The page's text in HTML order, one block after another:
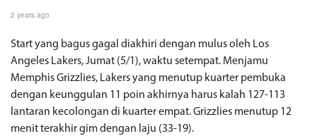
2 years ago
Start yang bagus gagal diakhiri dengan mulus oleh Los
Angeles Lakers, Jumat (5/1), waktu setempat. Menjamu
Memphis Grizzlies, Lakers yang menutup kuarter pembuka
dengan keunggulan 11 poin akhirnya harus kalah 127-113
lantaran kecolongan di kuarter empat. Grizzlies menutup 12
menit terakhir gim dengan laju (33-19).